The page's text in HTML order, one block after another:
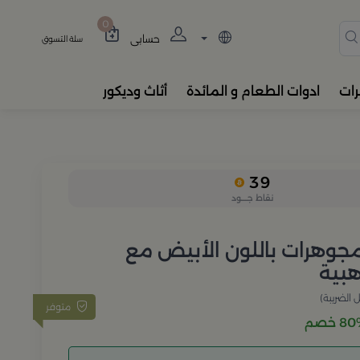
المباخر، والفواحات
حسابي
0
سلة التسوق
ادوات الطعام و المائدة أثاث وديكور
39
نقاط جــــود
باللون الأبيض مع
متوفر
الضريبة)
خصم